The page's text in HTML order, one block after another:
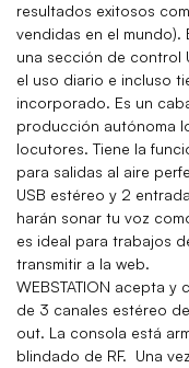
resultados exitosos
vendidas en el
una sección de control
el uso diario e incluso
incorporado. Es un
producción autónoma
locutores. Tiene la
para salidas al aire
USB estéreo y 2
harán sonar tu voz
es ideal para trabajos
transmitir a la web.
WEBSTATION acepta
de 3 canales estéreo
out. La consola está
blindado de RF. Una